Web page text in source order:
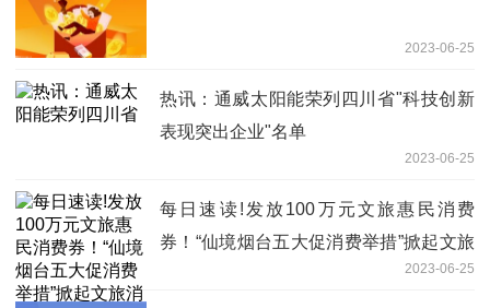
2023-06-25
热讯：通威太阳能荣列四川省"科技创新
表现突出企业"名单
2023-06-25
每日速读!发放100万元文旅惠民消费
券！“仙境烟台五大促消费举措”掀起文旅
2023-06-25